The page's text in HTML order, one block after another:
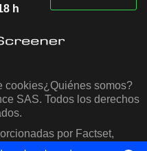
h
cookies¿Quiénes somos?
SAS. Todos los derechos
por Factset,
Capital IQ